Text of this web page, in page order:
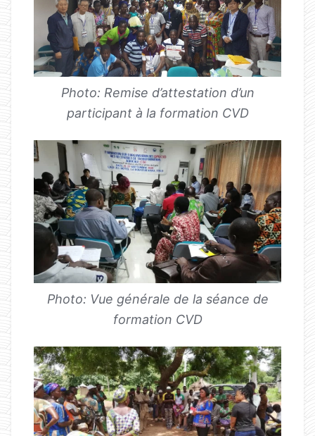
Photo: Remise d’attestation d’un
participant à la formation CVD
Photo: Vue générale de la séance de
formation CVD